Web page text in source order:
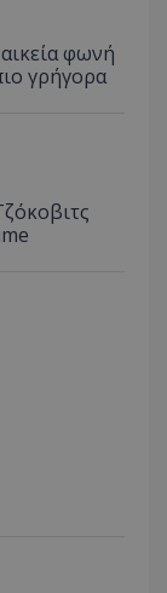
φωνή
γρήγορα